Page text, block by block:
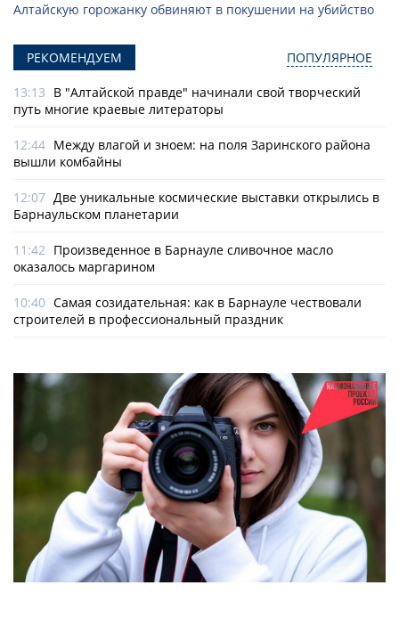
Алтайскую горожанку обвиняют в покушении на убийство
РЕКОМЕНДУЕМ ПОПУЛЯРНОЕ
13:13 В "Алтайской правде" начинали свой творческий
путь многие краевые литераторы
12:44 Между влагой и зноем: на поля Заринского района
вышли комбайны
12:07 Две уникальные космические выставки открылись в
Барнаульском планетарии
11:42 Произведенное в Барнауле сливочное масло
оказалось маргарином
10:40 Самая созидательная: как в Барнауле чествовали
строителей в профессиональный праздник